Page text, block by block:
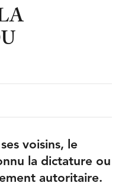
voisins, le
la dictature ou
autoritaire.